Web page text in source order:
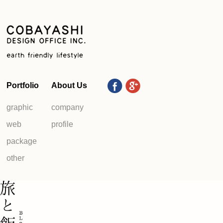
Portfolio
graphic
web
package
other
About Us
company
profile